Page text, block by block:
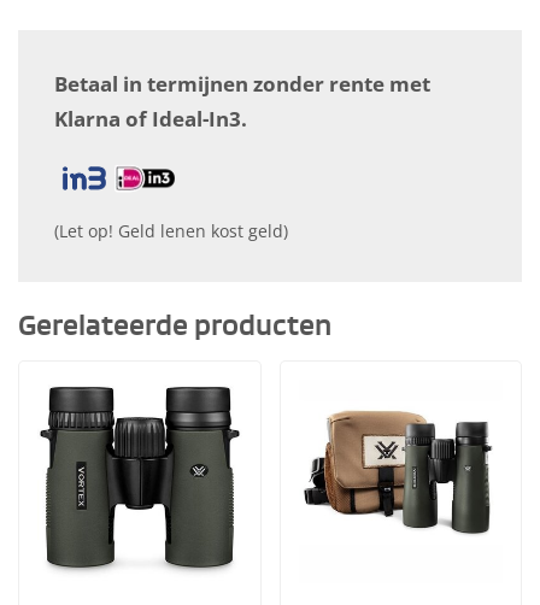
Betaal in termijnen zonder rente met
Klarna of Ideal-In3.
(Let op! Geld lenen kost geld)
Gerelateerde producten